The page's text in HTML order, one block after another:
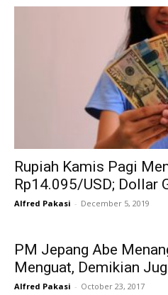
Rupiah Kamis Pagi
Rp14.095/USD; Dollar
Alfred Pakasi - December 5, 2019
PM Jepang Abe
Menguat, Demikian
Alfred Pakasi - October 23, 2017